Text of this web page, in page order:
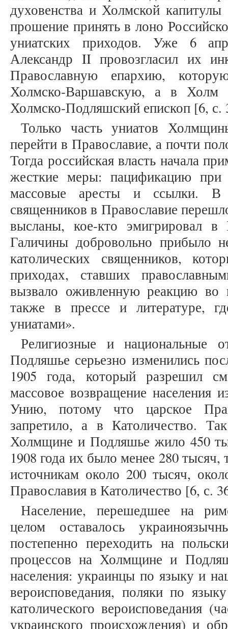
духовенства и Холмской
прошение принять в лоно
униатских приходов. Уже 6
Александр II провозгласил их
Православную епархию,
Холмско-Варшавскую, а в Холм
Холмско-Подляшский епископ [6, с.
Только часть униатов
перейти в Православие, а почти
Тогда российская власть начала
жесткие меры: пацификацию
массовые аресты и ссылки. В
священников в Православие
высланы, кое-кто эмигрировал
Галичины добровольно прибыло
католических священников,
приходах, ставших
вызвало оживленную реакцию во
также в прессе и литературе,
униатами».
Религиозные и
Подляшье серьезно изменились
1905 года, который разрешил
массовое возвращение населения
Унию, потому что царское
запретило, а в Католичество.
Холмщине и Подляшье жило 450
1908 года их было менее 280
источникам около 200 тысяч,
Православия в Католичество [6, с.
Население, перешедшее на
целом оставалось
постепенно переходить на
процессов на Холмщине и
населения: украинцы по языку и
вероисповедания, поляки по
католического вероисповедания
украинского происхождения) и